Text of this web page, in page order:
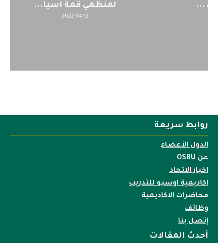
لمنظمي قمة اسيا...
روابط سريعة
الدول الأعضاء
عن OSBU
اخبار الاتحاد
اكاديمية اوسبو للتدريب
محاضرات الاكاديمية
وظائف
إتصل بنا
أحدث المقالات